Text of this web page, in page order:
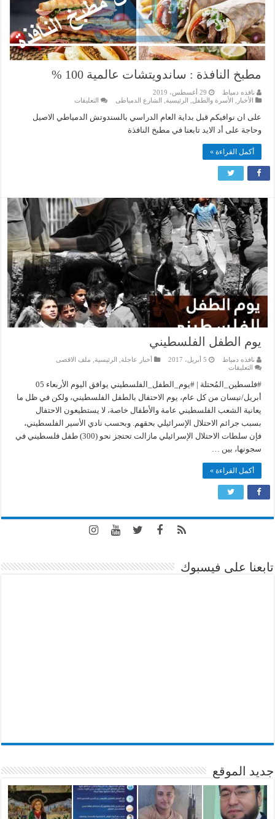
مطبخ النافذة : ساندويتشات عالمية 100 %
نافذه دمياط
29 أغسطس، 2019
الأخبار
الأسرة والطفل الرئيسية الشارع الدمياطى التعليقاتعلى
النافذة
:
على ان نوافيكم قبل بداية العام الدراسي بالسندوتش الدمياطي الاصيل
وحاجة على أد الايد تابعنا في مطبخ النافذة
أكمل القراءة »
يوم الطفل الفلسطيني
نافذه دمياط 5 أبريل، 2017 أخبار عاجلة الرئيسية
ملف الاقصى
التعليقاتعلى
الطفل
مغلقة
#فلسطين_المُحتلة | #يوم_الطفل_الفلسطيني يوافق اليوم الأربعاء 05
أبريل/نيسان من كل عام، يوم الاحتفال بالطفل الفلسطيني، ولكن في ظل ما
يعانية الشعب الفلسطيني عامة والأطفال خاصة، لا يستطيعون الاحتفال
بسبب جرائم الاحتلال الإسرائيلي بحقهم. وبحسب نادي الأسير الفلسطيني،
فإن سلطات الاحتلال الإسرائيلي مازالت تحتجز نحو (300) طفل فلسطيني في
سجونها، بين …
أكمل القراءة »
تابعنا على فيسبوك
جديد الموقع